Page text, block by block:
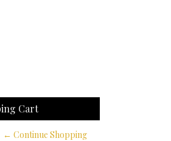
← Continue Shopping